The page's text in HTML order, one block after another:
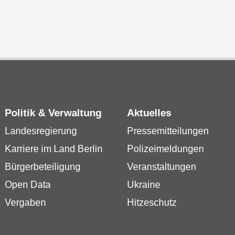
Politik & Verwaltung
Landesregierung
Karriere im Land Berlin
Bürgerbeteiligung
Open Data
Vergaben
Aktuelles
Pressemitteilungen
Polizeimeldungen
Veranstaltungen
Ukraine
Hitzeschutz